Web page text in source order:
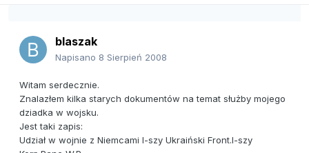
blaszak
Napisano 8 Sierpień 2008
Witam serdecznie.
Znalazłem kilka starych dokumentów na temat służby mojego
dziadka w wojsku.
Jest taki zapis:
Udział w wojnie z Niemcami I-szy Ukraiński Front.I-szy